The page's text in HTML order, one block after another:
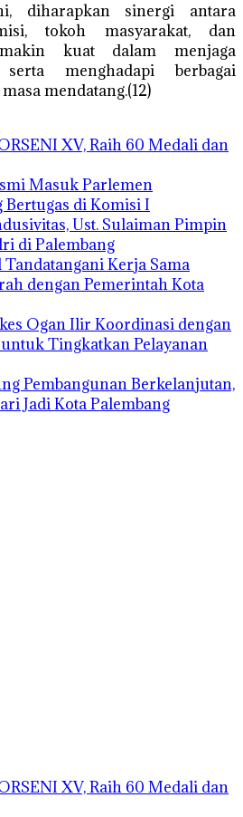
diharapkan sinergi antara
tokoh masyarakat, dan
kuat dalam menjaga
menghadapi berbagai
mendatang.(12)
XV, Raih 60 Medali dan
Masuk Parlemen
Bertugas di Komisi I
Ust. Sulaiman Pimpin
di Palembang
Kerja Sama
dengan Pemerintah Kota
Ogan Ilir Koordinasi dengan
Tingkatkan Pelayanan
Pembangunan Berkelanjutan,
Jadi Kota Palembang
XV, Raih 60 Medali dan